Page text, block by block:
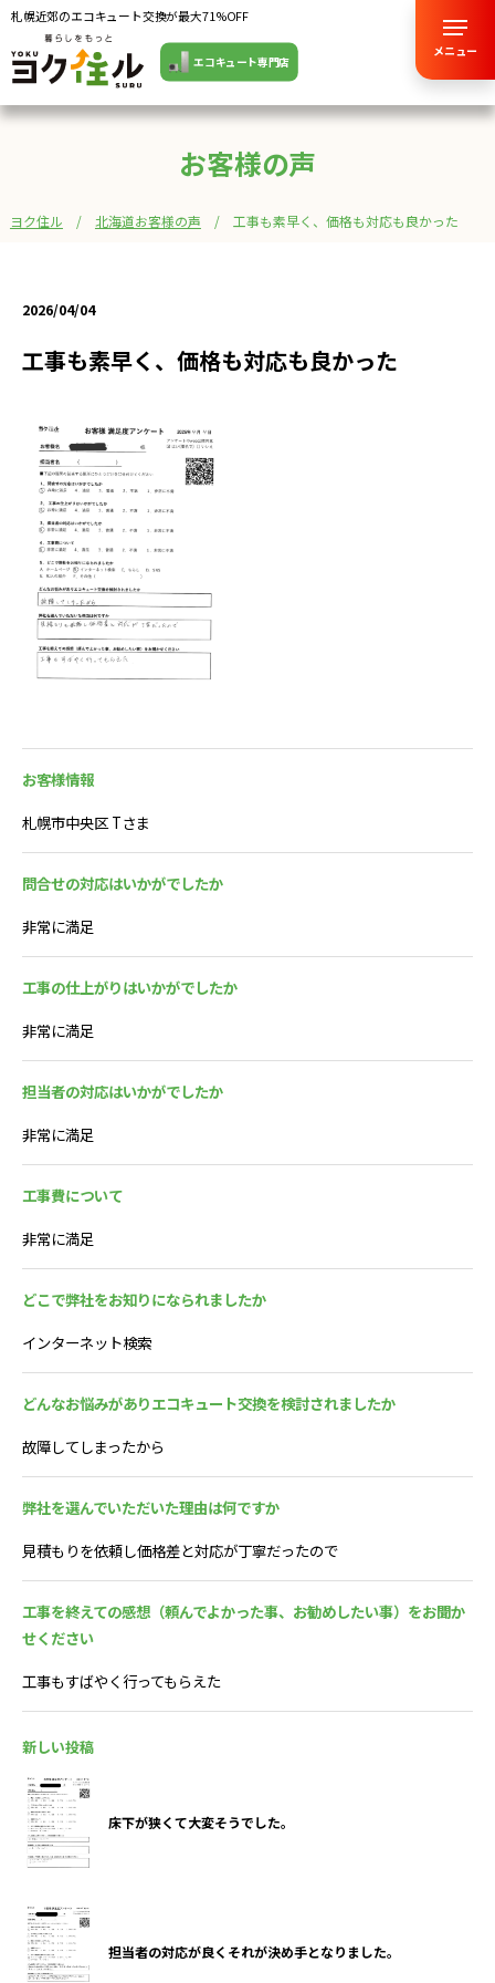
札幌近郊のエコキュート交換が最大71%OFF
エコキュート専門店
メニュー
お客様の声
ヨク住ル 北海道お客様の声 工事も素早く、価格も対応も良かった
2026/04/04
工事も素早く、価格も対応も良かった
お客様情報
札幌市中央区 Tさま
問合せの対応はいかがでしたか
非常に満足
工事の仕上がりはいかがでしたか
非常に満足
担当者の対応はいかがでしたか
非常に満足
工事費について
非常に満足
どこで弊社をお知りになられましたか
インターネット検索
どんなお悩みがありエコキュート交換を検討されましたか
故障してしまったから
弊社を選んでいただいた理由は何ですか
見積もりを依頼し価格差と対応が丁寧だったので
工事を終えての感想（頼んでよかった事、お勧めしたい事）をお聞か
せください
工事もすばやく行ってもらえた
新しい投稿
床下が狭くて大変そうでした。
担当者の対応が良くそれが決め手となりました。